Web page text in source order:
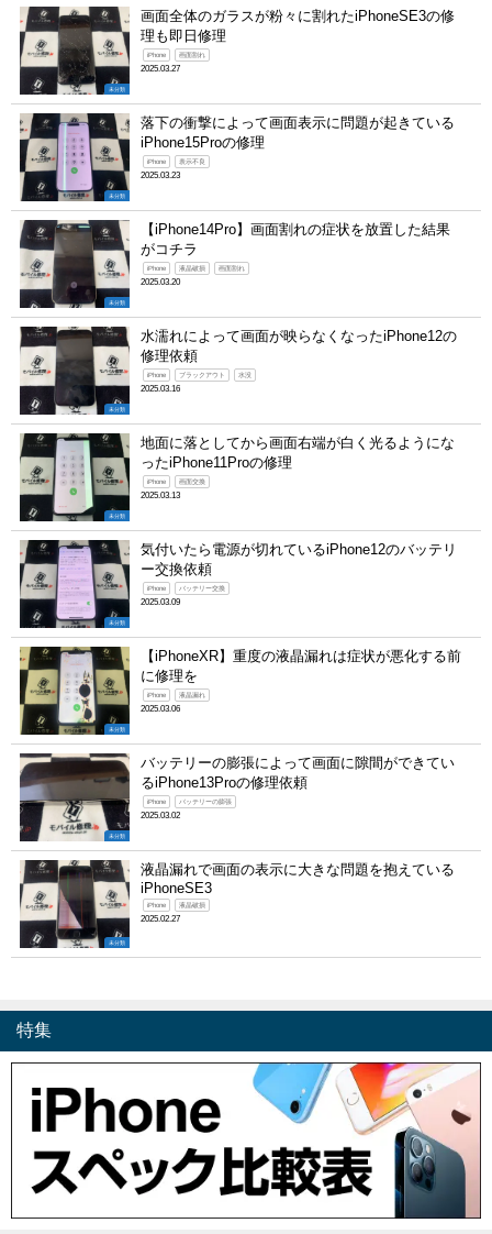
未分類
画面全体のガラスが粉々に割れたiPhoneSE3の修
理も即日修理
iPhone 画面割れ
2025.03.27
未分類
落下の衝撃によって画面表示に問題が起きている
iPhone15Proの修理
iPhone 表示不良
2025.03.23
未分類
【iPhone14Pro】画面割れの症状を放置した結果
がコチラ
iPhone 液晶破損 画面割れ
2025.03.20
未分類
水濡れによって画面が映らなくなったiPhone12の
修理依頼
iPhone ブラックアウト 水没
2025.03.16
未分類
地面に落としてから画面右端が白く光るようにな
ったiPhone11Proの修理
iPhone 画面交換
2025.03.13
未分類
気付いたら電源が切れているiPhone12のバッテリ
ー交換依頼
iPhone バッテリー交換
2025.03.09
未分類
【iPhoneXR】重度の液晶漏れは症状が悪化する前
に修理を
iPhone 液晶漏れ
2025.03.06
未分類
バッテリーの膨張によって画面に隙間ができてい
るiPhone13Proの修理依頼
iPhone バッテリーの膨張
2025.03.02
未分類
液晶漏れで画面の表示に大きな問題を抱えている
iPhoneSE3
iPhone 液晶破損
2025.02.27
特集